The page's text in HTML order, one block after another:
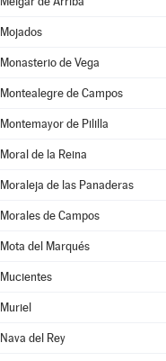
Mojados
Monasterio de Vega
Montealegre de Campos
Montemayor de Pililla
Moral de la Reina
Moraleja de las Panaderas
Morales de Campos
Mota del Marqués
Mucientes
Muriel
Nava del Rey